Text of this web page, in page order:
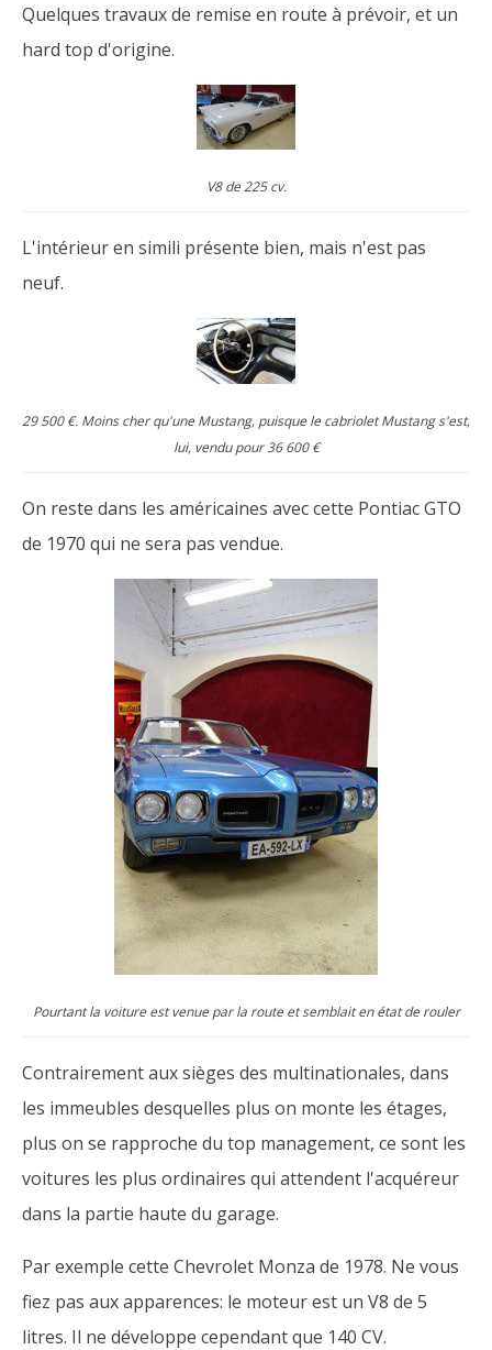
Quelques travaux de remise en route à prévoir, et un
hard top d'origine.
V8 de 225 cv.
L'intérieur en simili présente bien, mais n'est pas
neuf.
29 500 €. Moins cher qu'une Mustang, puisque le cabriolet Mustang s'est,
lui, vendu pour 36 600 €
On reste dans les américaines avec cette Pontiac GTO
de 1970 qui ne sera pas vendue.
Pourtant la voiture est venue par la route et semblait en état de rouler
Contrairement aux sièges des multinationales, dans
les immeubles desquelles plus on monte les étages,
plus on se rapproche du top management, ce sont les
voitures les plus ordinaires qui attendent l'acquéreur
dans la partie haute du garage.
Par exemple cette Chevrolet Monza de 1978. Ne vous
fiez pas aux apparences: le moteur est un V8 de 5
litres. Il ne développe cependant que 140 CV.